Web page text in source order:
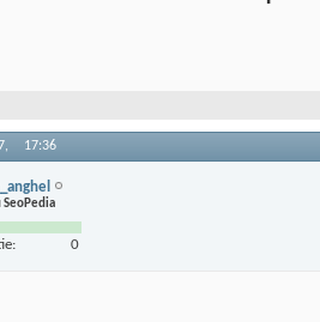
17:36
0